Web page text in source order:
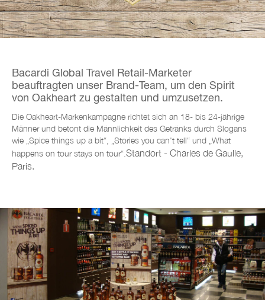
Bacardi Global Travel Retail-Marketer
beauftragten unser Brand-Team, um den Spirit
von Oakheart zu gestalten und umzusetzen.
Die Oakheart-Markenkampagne richtet sich an 18- bis 24-jährige
Männer und betont die Männlichkeit des Getränks durch Slogans
wie „Spice things up a bit“, „Stories you can't tell“ und „What
happens on tour stays on tour“. Standort - Charles de Gaulle,
Paris.